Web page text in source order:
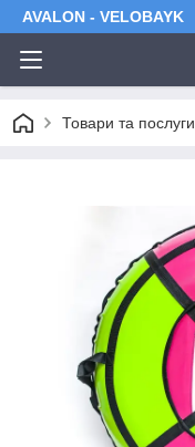
AVALON - VELOBAYK
Товари та послуги